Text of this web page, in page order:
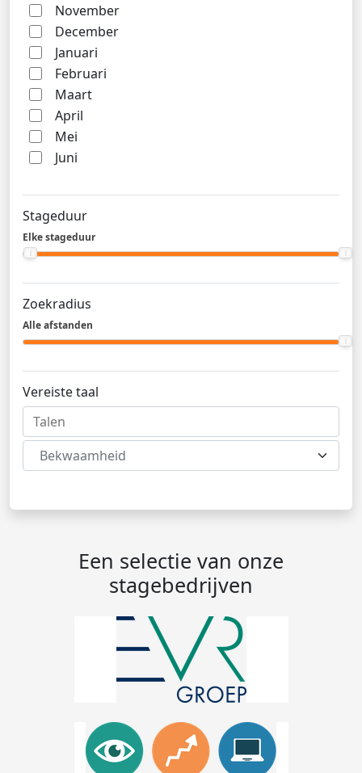
November
December
Januari
Februari
Maart
April
Mei
Juni
Stageduur
Elke stageduur
Zoekradius
Alle afstanden
Vereiste taal
Bekwaamheid
Een selectie van onze
stagebedrijven